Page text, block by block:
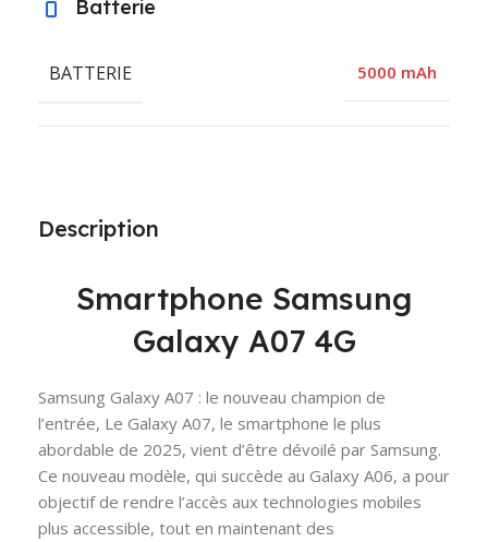
Description
Smartphone Samsung
Galaxy A07 4G
Samsung Galaxy A07 : le nouveau champion de
l’entrée, Le Galaxy A07, le smartphone le plus
abordable de 2025, vient d’être dévoilé par Samsung.
Ce nouveau modèle, qui succède au Galaxy A06, a pour
objectif de rendre l’accès aux technologies mobiles
plus accessible, tout en maintenant des
Batterie
BATTERIE 5000 mAh